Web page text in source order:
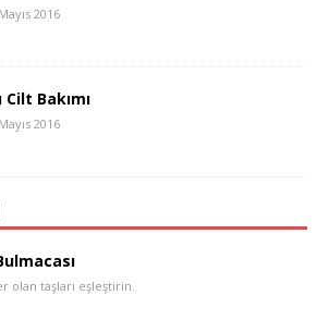
2016
Cilt Bakımı
2016
olan taşları eşleştirin.